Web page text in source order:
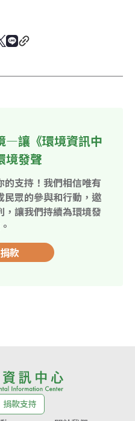
—讓《環境資訊中
境發聲
的支持！我們相信唯有
民眾的參與和行動，邀
，讓我們持續為環境發
款
捐款支持